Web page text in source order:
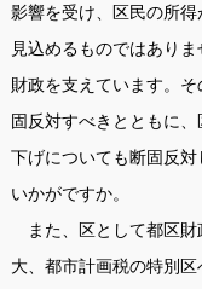
影響を受け、区民の所
見込めるものではあり
財政を支えています。
固反対すべきとともに
下げについても断固反対
いかがですか。
また、区として都区財
大、都市計画税の特別